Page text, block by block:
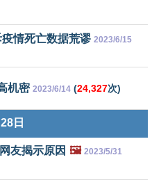
情死亡数据荒谬 2023/6/15
机密 2023/6/14 (24,327次)
日
友揭示原因 🖼️ 2023/5/31